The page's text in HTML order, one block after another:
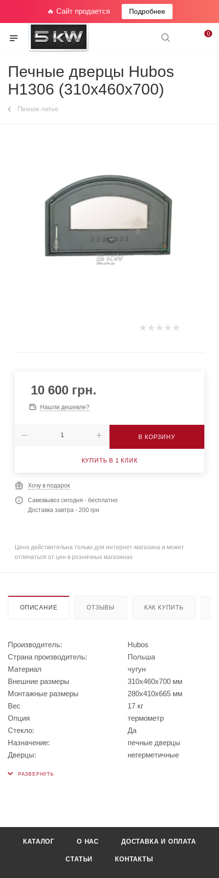
🔥 Сайт продается Подробнее
0
Печные дверцы Hubos
Н1306 (310х460х700)
Печное литье
10 600 грн.
Нашли дешевле?
В КОРЗИНУ
КУПИТЬ В 1 КЛИК
Хочу в подарок
Самовывоз сегодня - бесплатно
Доставка завтра - 200 грн
Цена действительна только для интернет-магазина и может
отличаться от цен в розничных магазинах
ОПИСАНИЕ ОТЗЫВЫ КАК КУПИТЬ
Производитель:
Hubos
Страна производитель:
Польша
Материал
чугун
Внешние размеры
310х460х700 мм
Монтажные размеры
280х410х665 мм
Вес
17 кг
Опция
термометр
Стекло:
Да
Назначение:
печные дверцы
Дверцы:
негерметичные
КАТАЛОГ О НАС ДОСТАВКА И ОПЛАТА
СТАТЬИ КОНТАКТЫ